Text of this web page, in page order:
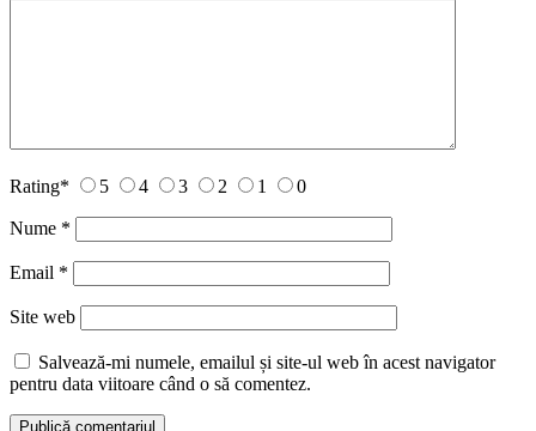
Rating* 5 4 3 2 1 0
Nume *
Email *
Site web
Salvează-mi numele, emailul și site-ul web în acest navigator
pentru data viitoare când o să comentez.